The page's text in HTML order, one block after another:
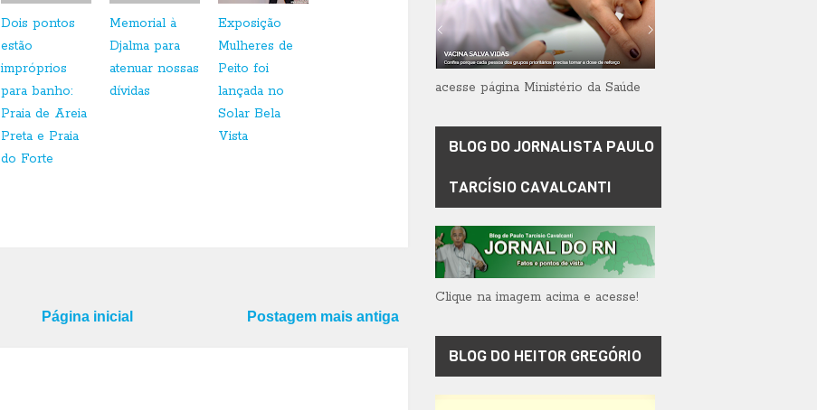
Dois pontos
estão
impróprios
para banho:
Praia de Areia
Preta e Praia
do Forte
Memorial à
Djalma para
atenuar nossas
dívidas
Exposição
Mulheres de
Peito foi
lançada no
Solar Bela
Vista
Postagem mais antiga
Página inicial
acesse página Ministério da Saúde
BLOG DO JORNALISTA PAULO
TARCÍSIO CAVALCANTI
Clique na imagem acima e acesse!
BLOG DO HEITOR GREGÓRIO